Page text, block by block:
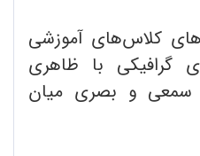
کلاس‌های آموزشی
گرافیکی با ظاهری
سمعی و بصری میان